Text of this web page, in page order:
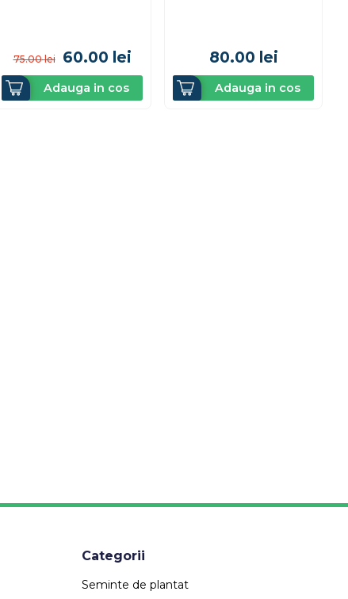
75.00 lei 60.00 lei
Adauga in cos
80.00 lei
Adauga in cos
Categorii
Seminte de plantat